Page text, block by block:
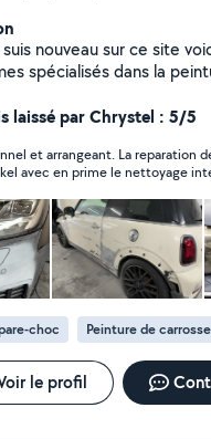
spécialisés dans la
zones endommagé.
carrosserie (16ans) dans
aujourd'hui choisi
et à mes
clients est ma priorité
brise ! N'hésitez pas pour toute
réparation de carrosserie
et intervenir !
laissé par Chrystel : 5/5
La reparation de mon bas de
le nettoyage intérieur de ma
choc Peinture de
le profil